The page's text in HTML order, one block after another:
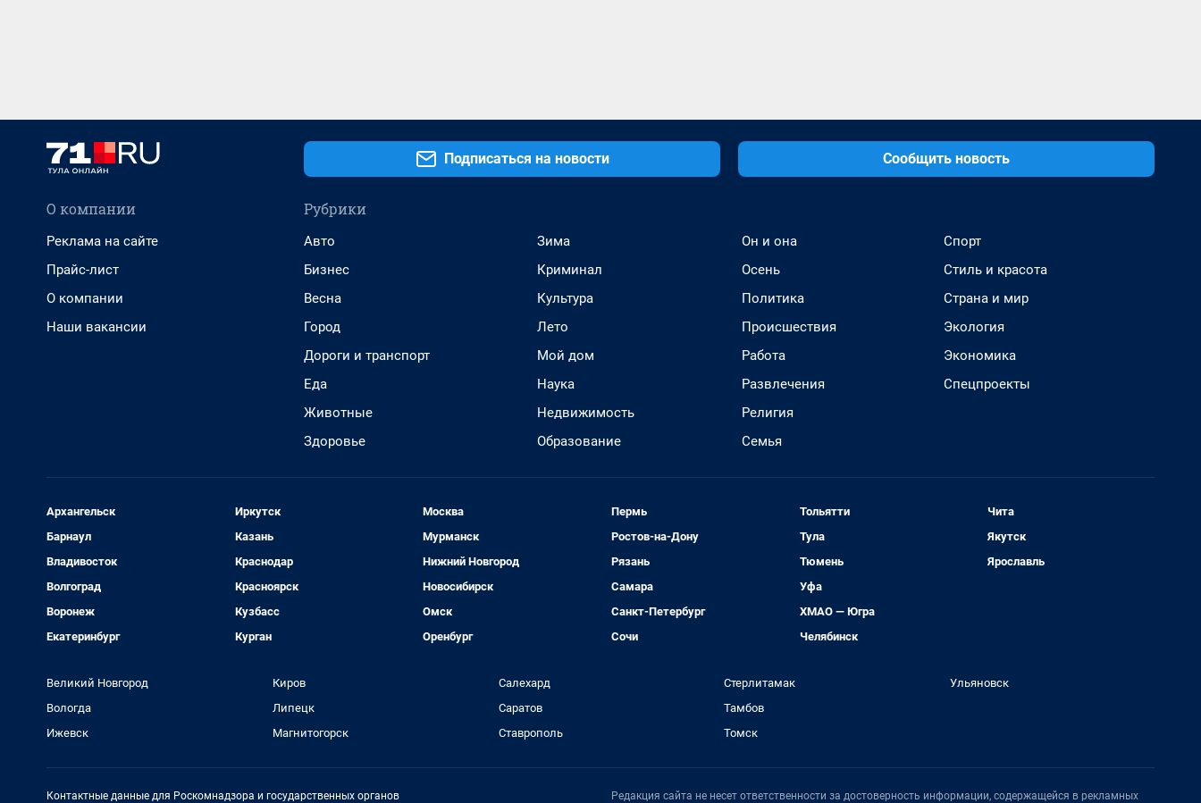
Подписаться на новости Сообщить новость
О компании
Реклама на сайте
Прайс-лист
О компании
Наши вакансии
Рубрики
Авто
Бизнес
Весна
Город
Дороги и транспорт
Еда
Животные
Здоровье
Зима
Криминал
Культура
Лето
Мой дом
Наука
Недвижимость
Образование
Он и она
Осень
Политика
Происшествия
Работа
Развлечения
Религия
Семья
Спорт
Стиль и красота
Страна и мир
Экология
Экономика
Спецпроекты
Архангельск
Барнаул
Владивосток
Волгоград
Воронеж
Екатеринбург
Иркутск
Казань
Краснодар
Красноярск
Кузбасс
Курган
Москва
Мурманск
Нижний Новгород
Новосибирск
Омск
Оренбург
Пермь
Ростов-на-Дону
Рязань
Самара
Санкт-Петербург
Сочи
Тольятти
Тула
Тюмень
Уфа
ХМАО — Югра
Челябинск
Чита
Якутск
Ярославль
Великий Новгород
Вологда
Ижевск
Киров
Липецк
Магнитогорск
Салехард
Саратов
Ставрополь
Стерлитамак
Тамбов
Томск
Ульяновск
Контактные данные для Роскомнадзора и государственных органов
Редакция сайта не несет ответственности за достоверность информации, содержащейся в рекламных